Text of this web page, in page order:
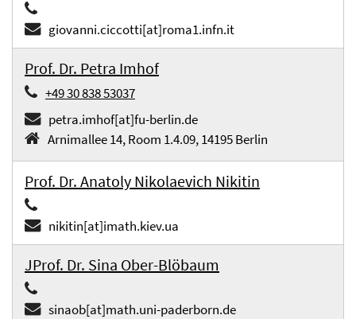
giovanni.ciccotti[at]roma1.infn.it
Prof. Dr. Petra Imhof
+49 30 838 53037
petra.imhof[at]fu-berlin.de
Arnimallee 14, Room 1.4.09, 14195 Berlin
Prof. Dr. Anatoly Nikolaevich Nikitin
nikitin[at]imath.kiev.ua
JProf. Dr. Sina Ober-Blöbaum
sinaob[at]math.uni-paderborn.de